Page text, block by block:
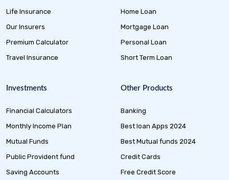
Life Insurance
Our Insurers
Premium Calculator
Travel Insurance
Home Loan
Mortgage Loan
Personal Loan
Short Term Loan
Investments
Financial Calculators
Monthly Income Plan
Mutual Funds
Public Provident fund
Saving Accounts
Other Products
Banking
Best loan Apps 2024
Best Mutual funds 2024
Credit Cards
Free Credit Score